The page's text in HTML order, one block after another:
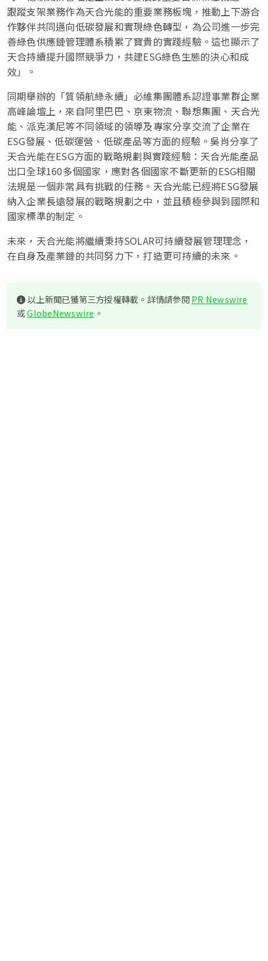
跟蹤支架業務作為天合光能的重要業務板塊，推動上下游合
作夥伴共同邁向低碳發展和實現綠色轉型，為公司進一步完
善綠色供應鏈管理體系積累了寶貴的實踐經驗。這也顯示了
天合持續提升國際競爭力，共建ESG綠色生態的決心和成
效」。
同期舉辦的「質領航綠永續」必維集團體系認證事業群企業
高峰論壇上，來自阿里巴巴、京東物流、聯想集團、天合光
能、派克漢尼等不同領域的領導及專家分享交流了企業在
ESG發展、低碳運營、低碳產品等方面的經驗。吳肖分享了
天合光能在ESG方面的戰略規劃與實踐經驗：天合光能產品
出口全球160多個國家，應對各個國家不斷更新的ESG相關
法規是一個非常具有挑戰的任務。天合光能已經將ESG發展
納入企業長遠發展的戰略規劃之中，並且積極參與到國際和
國家標準的制定。
未來，天合光能將繼續秉持SOLAR可持續發展管理理念，
在自身及產業鏈的共同努力下，打造更可持續的未來。
以上新聞已獲第三方授權轉載。詳情請參閱PR Newswire
或GlobeNewswire 。